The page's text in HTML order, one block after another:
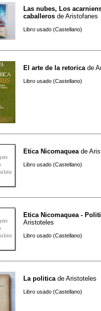
Las nubes, Los
caballeros de Aristofanes
Libro usado (Castellano)
El arte de la retorica de
Libro usado (Castellano)
Etica Nicomaquea de
Libro usado (Castellano)
Etica Nicomaquea -
Aristoteles
Libro usado (Castellano)
La politica de Aristoteles
Libro usado (Castellano)